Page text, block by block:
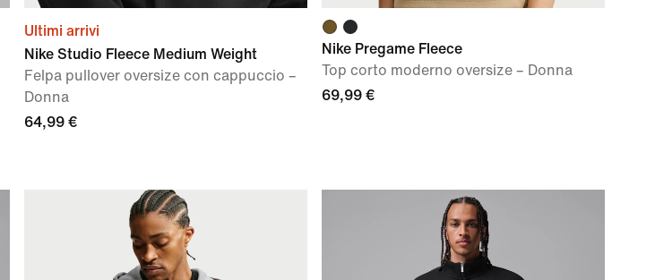
Ultimi arrivi
Nike Studio Fleece Medium Weight
Felpa pullover oversize con cappuccio –
Donna
64,99 €
Nike Pregame Fleece
Top corto moderno oversize – Donna
69,99 €